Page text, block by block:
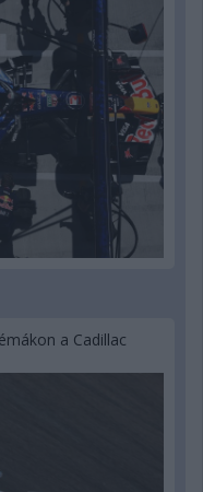
a Cadillac